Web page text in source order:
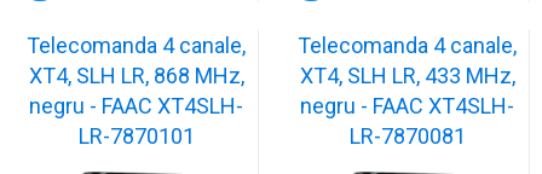
Telecomanda 4 canale,
XT4, SLH LR, 868 MHz,
negru - FAAC XT4SLH-
LR-7870101
Telecomanda 4 canale,
XT4, SLH LR, 433 MHz,
negru - FAAC XT4SLH-
LR-7870081